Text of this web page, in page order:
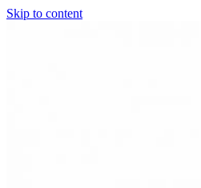
Skip to content